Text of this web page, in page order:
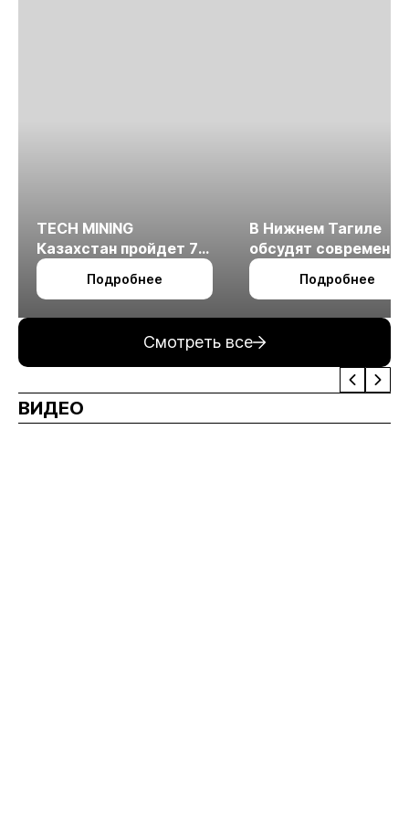
TECH MINING
Казахстан пройдет 7
октября в Алматы
Подробнее
В Нижнем Тагиле
обсудят
технологии
измельчения
Подробнее
Смотреть все
ВИДЕО